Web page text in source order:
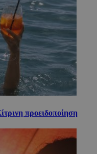
προειδοποίηση